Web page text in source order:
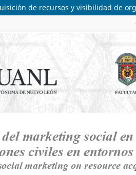
de recursos y visibilidad de